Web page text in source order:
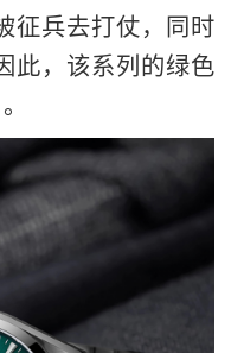
征兵去打仗，同时
此，该系列的绿色